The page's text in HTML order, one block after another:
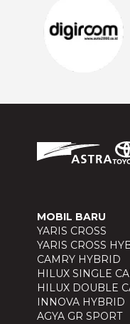
MOBIL BARU
YARIS CROSS
YARIS CROSS
CAMRY HYBRID
HILUX SINGLE
HILUX DOUBLE
INNOVA HYBRID
AGYA GR SPORT